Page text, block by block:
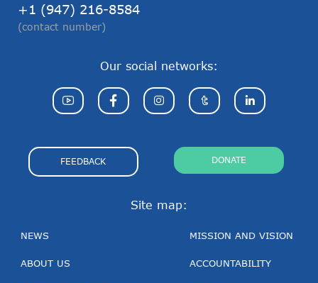
+1 (947) 216-8584
(contact number)
Site map:
NEWS
ABOUT US
MISSION AND VISION
ACCOUNTABILITY
Our social networks:
FEEDBACK DONATE